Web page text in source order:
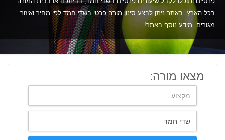
בכל הארץ. באתר ניתן לבצע סינון מורה פרטי בשדי חמד לפי מחיר ואיזור
מגורים. מידע נוסף באתר!
מצאו מורה: